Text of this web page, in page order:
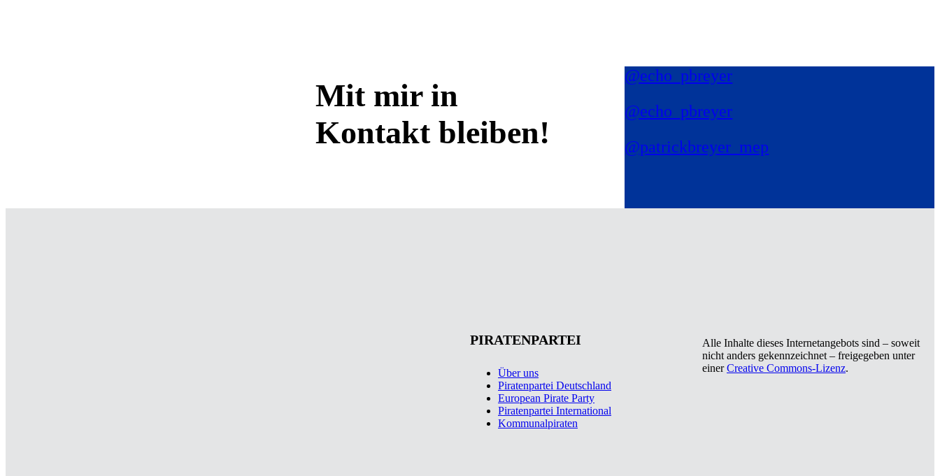
Mit mir in
Kontakt bleiben!
@echo_pbreyer
@echo_pbreyer
@patrickbreyer_mep
PIRATENPARTEI
Über uns
Piratenpartei Deutschland
European Pirate Party
Piratenpartei International
Kommunalpiraten
Alle Inhalte dieses Internetangebots sind – soweit
nicht anders gekennzeichnet – freigegeben unter
einerCreative Commons-Lizenz.